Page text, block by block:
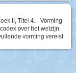
II, Titel 4. - Vorming
over het welzijn
vorming vereist